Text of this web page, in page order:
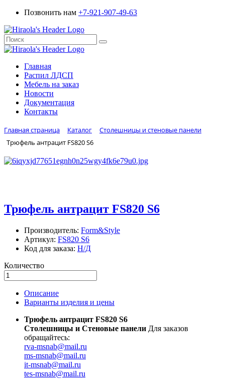
Позвонить нам +7-921-907-49-63
Главная
Распил ЛДСП
Мебель на заказ
Новости
Документация
Контакты
Главная страница Каталог
Столешницы и стеновые панели
Трюфель антрацит FS820 S6
Трюфель антрацит FS820 S6
Производитель: Form&Style
Артикул: FS820 S6
Код для заказа: Н/Д
Количество
Описание
Варианты изделия и цены
Трюфель антрацит FS820 S6
Столешницы и Стеновые панели Для заказов
обращайтесь:
rva-msnab@mail.ru
ms-msnab@mail.ru
it-msnab@mail.ru
tes-msnab@mail.ru